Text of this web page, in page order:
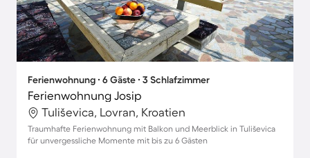
Ferienwohnung ∙ 6 Gäste ∙ 3 Schlafzimmer
Ferienwohnung Josip
Tuliševica, Lovran, Kroatien
Traumhafte Ferienwohnung mit Balkon und Meerblick in Tuliševica
für unvergessliche Momente mit bis zu 6 Gästen